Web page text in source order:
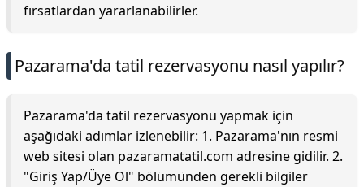
fırsatlardan yararlanabilirler.
Pazarama'da tatil rezervasyonu nasıl yapılır?
Pazarama'da tatil rezervasyonu yapmak için
aşağıdaki adımlar izlenebilir: 1. Pazarama'nın resmi
web sitesi olan pazaramatatil.com adresine gidilir. 2.
"Giriş Yap/Üye Ol" bölümünden gerekli bilgiler